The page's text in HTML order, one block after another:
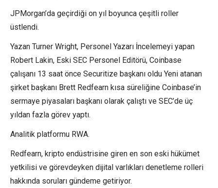
JPMorgan’da geçirdiği on yıl boyunca çeşitli roller
üstlendi.
Yazan Turner Wright, Personel Yazarı İncelemeyi yapan
Robert Lakin, Eski SEC Personel Editörü, Coinbase
çalışanı 13 saat önce Securitize başkanı oldu Yeni atanan
şirket başkanı Brett Redfearn kısa süreliğine Coinbase’in
sermaye piyasaları başkanı olarak çalıştı ve SEC’de üç
yıldan fazla görev yaptı.
Analitik platformu RWA.
Redfearn, kripto endüstrisine giren en son eski hükümet
yetkilisi ve görevdeyken dijital varlıkları denetleme rolleri
hakkında soruları gündeme getiriyor.